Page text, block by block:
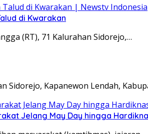
di Kwarakan
(RT), 71 Kalurahan Sidorejo,…
Sidorejo, Kapanewon Lendah,
Jelang May Day hingga